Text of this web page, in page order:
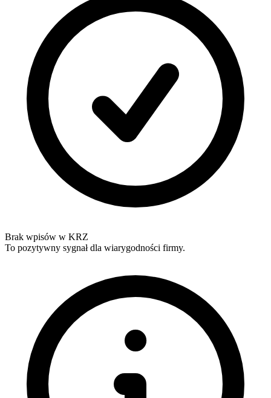
Brak wpisów w KRZ
To pozytywny sygnał dla wiarygodności firmy.